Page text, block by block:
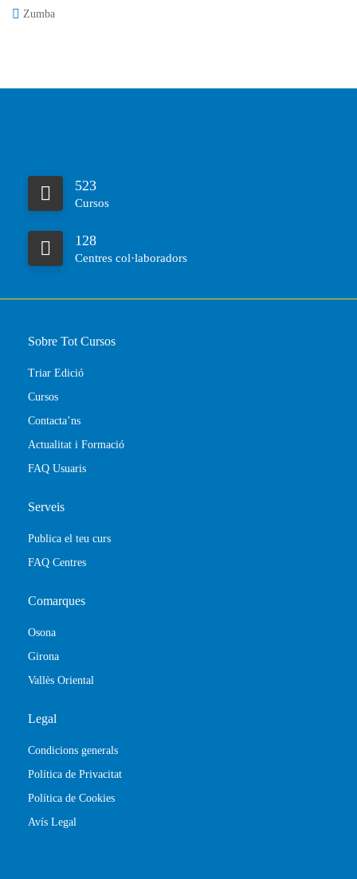
Zumba
523
Cursos
128
Centres col·laboradors
Sobre Tot Cursos
Triar Edició
Cursos
Contacta’ns
Actualitat i Formació
FAQ Usuaris
Serveis
Publica el teu curs
FAQ Centres
Comarques
Osona
Girona
Vallès Oriental
Legal
Condicions generals
Política de Privacitat
Política de Cookies
Avís Legal